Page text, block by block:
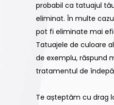
probabil ca tatuajul
eliminat. În multe
pot fi eliminate mai
Tatuajele de culoare
de exemplu, răspund
tratamentul de
Te așteptăm cu drag